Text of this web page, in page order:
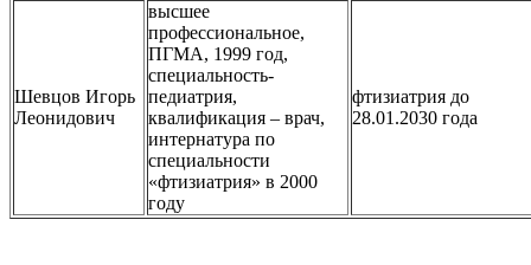
Шевцов Игорь
Леонидович
высшее
профессиональное,
ПГМА, 1999 год,
специальность-
педиатрия,
квалификация – врач,
интернатура по
специальности
«фтизиатрия» в 2000
году
фтизиатрия до
28.01.2030 года